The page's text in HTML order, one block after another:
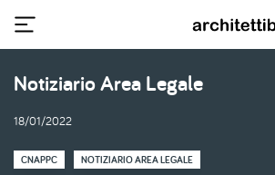
contenuto
principale
Notiziario Area Legale
18/01/2022
CNAPPC NOTIZIARIO AREA LEGALE